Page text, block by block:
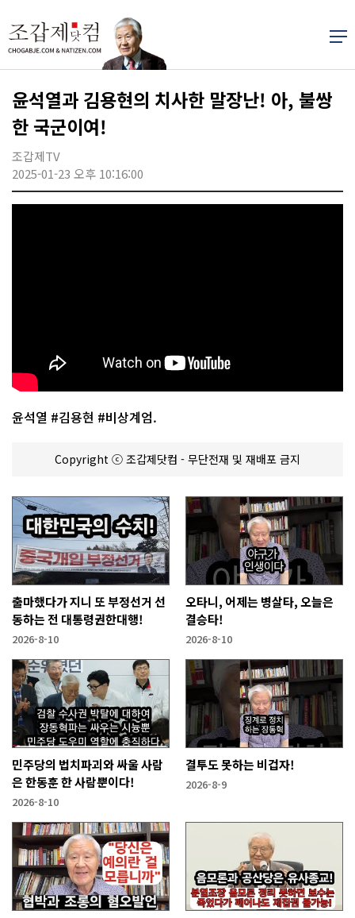
윤석열과 김용현의 치사한 말장난! 아, 불쌍
한 국군이여!
조갑제TV
2025-01-23 오후 10:16:00
윤석열 #김용현 #비상계엄.
Copyright ⓒ 조갑제닷컴 - 무단전재 및 재배포 금지
출마했다가 지니 또 부정선거 선
동하는 전 대통령권한대행!
2026-8-10
오타니, 어제는 병살타, 오늘은
결승타!
2026-8-10
민주당의 법치파괴와 싸울 사람
은 한동훈 한 사람뿐이다!
2026-8-10
결투도 못하는 비겁자!
2026-8-9